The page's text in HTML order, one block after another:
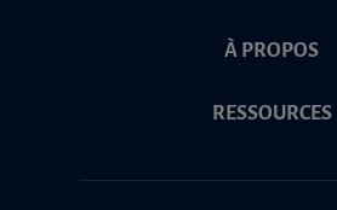
À PROPOS
RESSOURCES